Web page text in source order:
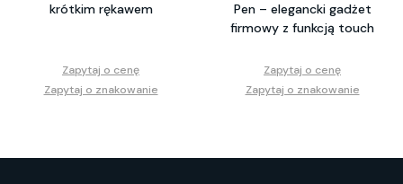
krótkim rękawem
Zapytaj o cenę
Zapytaj o znakowanie
Pen – elegancki gadżet
firmowy z funkcją touch
Zapytaj o cenę
Zapytaj o znakowanie